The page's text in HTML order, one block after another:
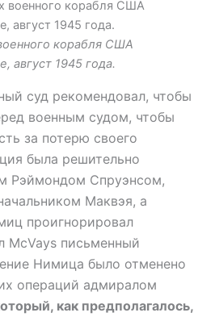
корабля США
август 1945 года.
суд рекомендовал, чтобы
военным судом, чтобы
за потерю своего
была решительно
Рэймондом Спруэнсом,
Маквэя, а
проигнорировал
McVays письменный
Нимица было отменено
операций адмиралом
как предполагалось,